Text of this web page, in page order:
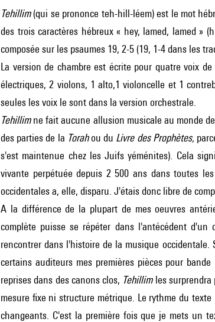
Tehillim(qui se prononce teh-hill-léem) est le mot
des trois caractères hébreux « hey, lamed, lamed »
composée sur les psaumes 19, 2-5 (19, 1-4 dans les
La version de chambre est écrite pour quatre voix
électriques, 2 violons, 1 alto,1 violoncelle et 1
seules les voix le sont dans la version orchestrale.
Tehillimne fait aucune allusion musicale au monde
des parties de la Torahou du Livre des Prophètes,
s'est maintenue chez les Juifs yéménites). Cela
vivante perpétuée depuis 2 500 ans dans toutes
occidentales a, elle, disparu. J'étais donc libre de
A la différence de la plupart de mes oeuvres
complète puisse se répéter dans l'antécédent
rencontrer dans l'histoire de la musique
certains auditeurs mes premières pièces pour bande
reprises dans des canons clos, Tehillimles surprendra
mesure fixe ni structure métrique. Le rythme du
changeants. C'est la première fois que je mets un